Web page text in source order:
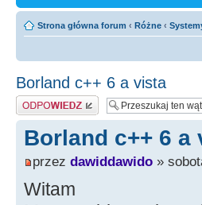
Strona główna forum ‹ Różne ‹
Borland c++ 6 a vista
Odpowiedz
Borland c++ 6 a
przez dawiddawido »
Witam